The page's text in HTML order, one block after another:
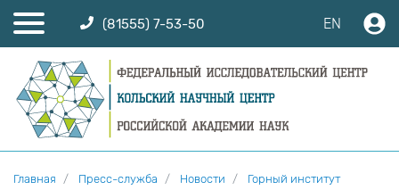
(81555) 7-53-50 EN
Главная Пресс-служба Новости
Горный институт